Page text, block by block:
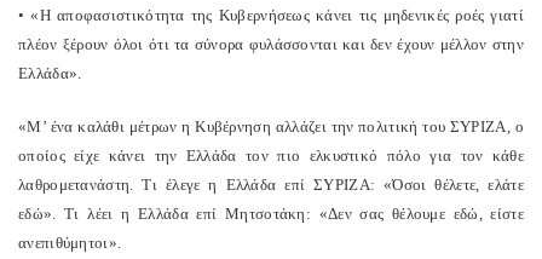
• «Η αποφασιστικότητα της Κυβερνήσεως κάνει τις μηδενικές ροές γιατί
πλέον ξέρουν όλοι ότι τα σύνορα φυλάσσονται και δεν έχουν μέλλον στην
Ελλάδα».
«Μ’ ένα καλάθι μέτρων η Κυβέρνηση αλλάζει την πολιτική του ΣΥΡΙΖΑ, ο
οποίος είχε κάνει την Ελλάδα τον πιο ελκυστικό πόλο για τον κάθε
λαθρομετανάστη. Τι έλεγε η Ελλάδα επί ΣΥΡΙΖΑ: «Όσοι θέλετε, ελάτε
εδώ». Τι λέει η Ελλάδα επί Μητσοτάκη: «Δεν σας θέλουμε εδώ, είστε
ανεπιθύμητοι».